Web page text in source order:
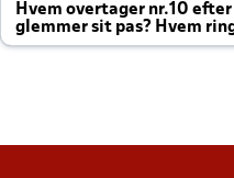
Hvem overtager nr.10 efter
glemmer sit pas? Hvem
altid til efter kampe?